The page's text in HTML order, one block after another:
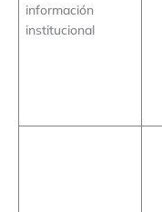
información
institucional